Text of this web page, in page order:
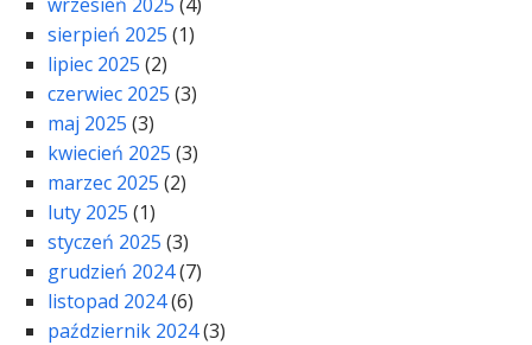
sierpień 2025 (1)
lipiec 2025 (2)
czerwiec 2025 (3)
maj 2025 (3)
kwiecień 2025 (3)
marzec 2025 (2)
luty 2025 (1)
styczeń 2025 (3)
grudzień 2024(7)
listopad 2024(6)
październik 2024(3)